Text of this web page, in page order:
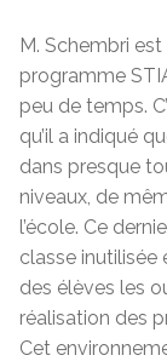
M. Schembri
programme
peu de temps.
qu’il a indiqué
dans presque
niveaux, de
l’école. Ce
classe
des élèves les
réalisation des
Cet